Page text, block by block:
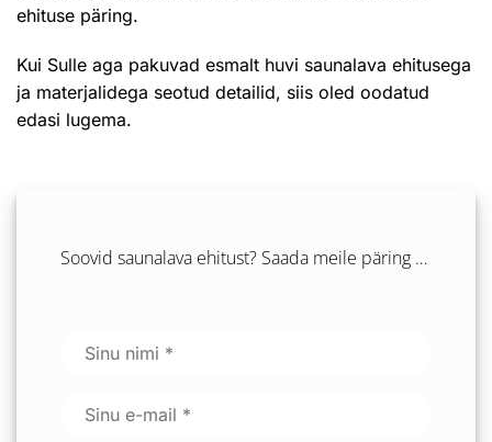
ehituse päring.
Kui Sulle aga pakuvad esmalt huvi saunalava ehitusega
ja materjalidega seotud detailid, siis oled oodatud
edasi lugema.
Soovid saunalava ehitust? Saada meile päring …